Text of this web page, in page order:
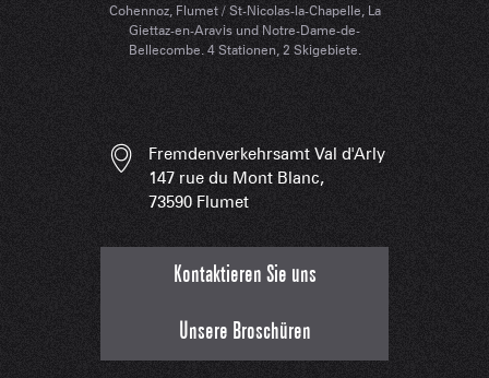
Cohennoz, Flumet / St-Nicolas-la-Chapelle, La
Giettaz-en-Aravis und Notre-Dame-de-
Bellecombe. 4 Stationen, 2 Skigebiete.
Fremdenverkehrsamt Val d'Arly
147 rue du Mont Blanc,
73590 Flumet
Kontaktieren Sie uns
Unsere Broschüren